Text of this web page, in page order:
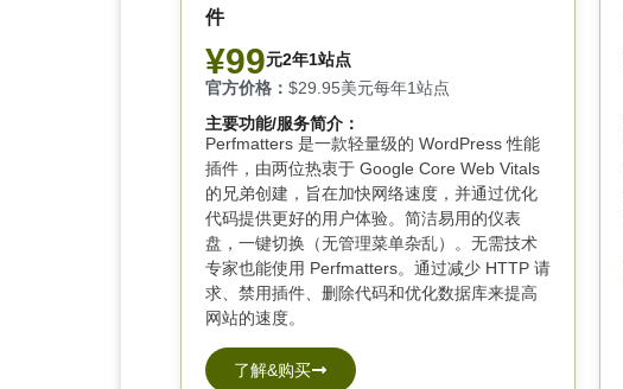
件
¥99元2年1站点
官方价格： $29.95美元每年1站点
主要功能/服务简介：
Perfmatters 是一款轻量级的 WordPress 性能
插件，由两位热衷于 Google Core Web Vitals
的兄弟创建，旨在加快网络速度，并通过优化
代码提供更好的用户体验。 简洁易用的仪表
盘，一键切换（无管理菜单杂乱）。无需技术
专家也能使用 Perfmatters。 通过减少 HTTP 请
求 、禁用插件、删除代码和优化数据库来提高
网站的速度。
了解&购买